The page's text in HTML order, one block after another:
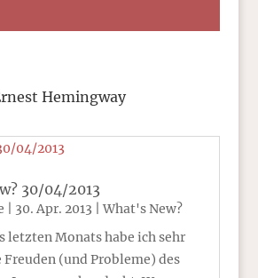
Hemingway
30/04/2013
30. Apr. 2013 |What's New?
letzten Monats habe ich sehr
(und Probleme) des